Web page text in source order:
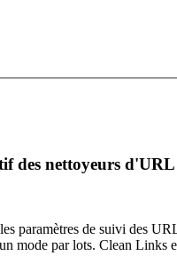
des nettoyeurs d'URL
paramètres de suivi des
mode par lots. Clean